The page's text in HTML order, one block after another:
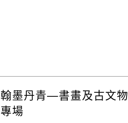
翰墨丹青—書畫及古文物
專場